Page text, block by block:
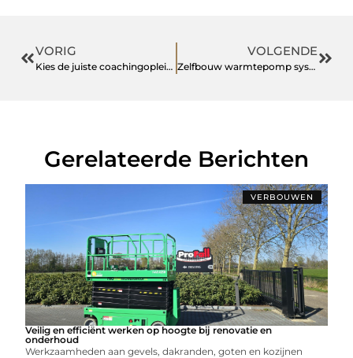
VORIG
Kies de juiste coachingopleiding voor jouw behoeften
VOLGENDE
Zelfbouw warmtepomp systemen
Gerelateerde Berichten
VERBOUWEN
Veilig en efficiënt werken op hoogte bij renovatie en
onderhoud
Werkzaamheden aan gevels, dakranden, goten en kozijnen